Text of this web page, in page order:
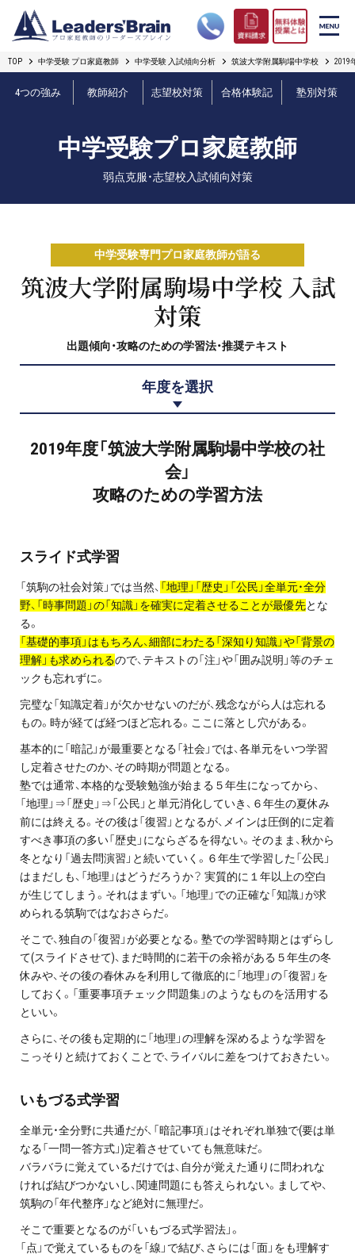
リーダーズブレインの強み
プロ教師紹介
無料体験授業とは
プロ家庭教師の英検®対策
費用について
お申込みの流れ
よくある質問
インフォメーション
会社概要
採用情報
プライバシーポリシー
免責事項・著作権等
プロ教師が届ける
公式LINE＠
0120-11-3967
無料体験授業とは
TOP 中学受験 プロ家庭教師 中学受験 入試傾向分析 筑波大学附属駒場中学校 2019
4つの強み 教師紹介 志望校対策 合格体験記 塾別対策
中学受験プロ家庭教師
弱点克服・志望校入試傾向対策
中学受験専門プロ家庭教師が語る
筑波大学附属駒場中学校 入試
対策
出題傾向・攻略のための学習法・推奨テキスト
年度を選択
2019年度「筑波大学附属駒場中学校の社
会」
攻略のための学習方法
スライド式学習
「筑駒の社会対策」では当然、 「地理」「歴史」「公民」全単元・全分
野、「時事問題」の「知識」を確実に定着させることが最優先とな
る。
「基礎的事項」はもちろん、細部にわたる「深知り知識」や「背景の
理解」も求められるので、テキストの「注」や「囲み説明」等のチェ
ックも忘れずに。
完璧な「知識定着」が欠かせないのだが、残念ながら人は忘れる
もの。時が経てば経つほど忘れる。ここに落とし穴がある。
基本的に「暗記」が最重要となる「社会」では、各単元をいつ学習
し定着させたのか、その時期が問題となる。
塾では通常、本格的な受験勉強が始まる５年生になってから、
「地理」⇒「歴史」⇒「公民」と単元消化していき、６年生の夏休み
前には終える。その後は「復習」となるが、メインは圧倒的に定着
すべき事項の多い「歴史」にならざるを得ない。そのまま、秋から
冬となり「過去問演習」と続いていく。６年生で学習した「公民」
はまだしも、「地理」はどうだろうか？ 実質的に１年以上の空白
が生じてしまう。それはまずい。「地理」での正確な「知識」が求
められる筑駒ではなおさらだ。
そこで、独自の「復習」が必要となる。塾での学習時期とはずらし
て(スライドさせて)、まだ時間的に若干の余裕がある５年生の冬
休みや、その後の春休みを利用して徹底的に「地理」の「復習」を
しておく。「重要事項チェック問題集」のようなものを活用する
といい。
さらに、その後も定期的に「地理」の理解を深めるような学習を
こっそりと続けておくことで、ライバルに差をつけておきたい。
いもづる式学習
全単元・全分野に共通だが、「暗記事項」はそれぞれ単独で(要は単
なる「一問一答方式」)定着させていても無意味だ。
バラバラに覚えているだけでは、自分が覚えた通りに問われな
ければ結びつかないし、関連問題にも答えられない。ましてや、
筑駒の「年代整序」など絶対に無理だ。
そこで重要となるのが「いもづる式学習法」。
「点」で覚えているものを「線」で結び、さらには「面」をも理解す